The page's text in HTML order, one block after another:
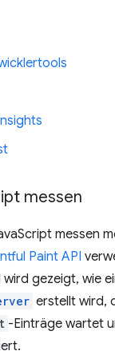
messen
messen
Paint API
gezeigt, wie
erstellt wird,
-Einträge wartet